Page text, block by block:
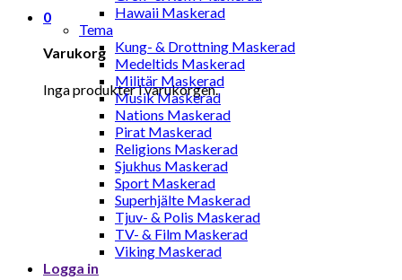
0
Varukorg
Inga produkter i varukorgen.
Hawaii Maskerad
Tema
Kung- & Drottning Maskerad
Medeltids Maskerad
Militär Maskerad
Musik Maskerad
Nations Maskerad
Pirat Maskerad
Religions Maskerad
Sjukhus Maskerad
Sport Maskerad
Superhjälte Maskerad
Tjuv- & Polis Maskerad
TV- & Film Maskerad
Viking Maskerad
Logga in